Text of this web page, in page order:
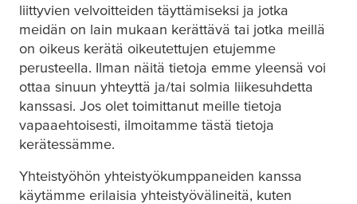
liittyvien velvoitteiden täyttämiseksi ja jotka
meidän on lain mukaan kerättävä tai jotka meillä
on oikeus kerätä oikeutettujen etujemme
perusteella. Ilman näitä tietoja emme yleensä voi
ottaa sinuun yhteyttä ja/tai solmia liikesuhdetta
kanssasi. Jos olet toimittanut meille tietoja
vapaaehtoisesti, ilmoitamme tästä tietoja
kerätessämme.
Yhteistyöhön yhteistyökumppaneiden kanssa
käytämme erilaisia yhteistyövälineitä, kuten